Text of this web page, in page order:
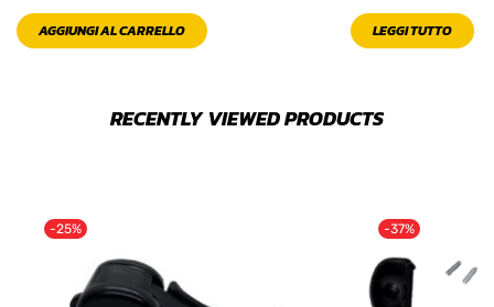
AGGIUNGI AL CARRELLO LEGGI TUTTO
RECENTLY VIEWED PRODUCTS
-25% -37%